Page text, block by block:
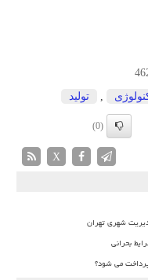
تولید
(0)
X
شهری تهران
بحرانی
پرداخت می شود؟